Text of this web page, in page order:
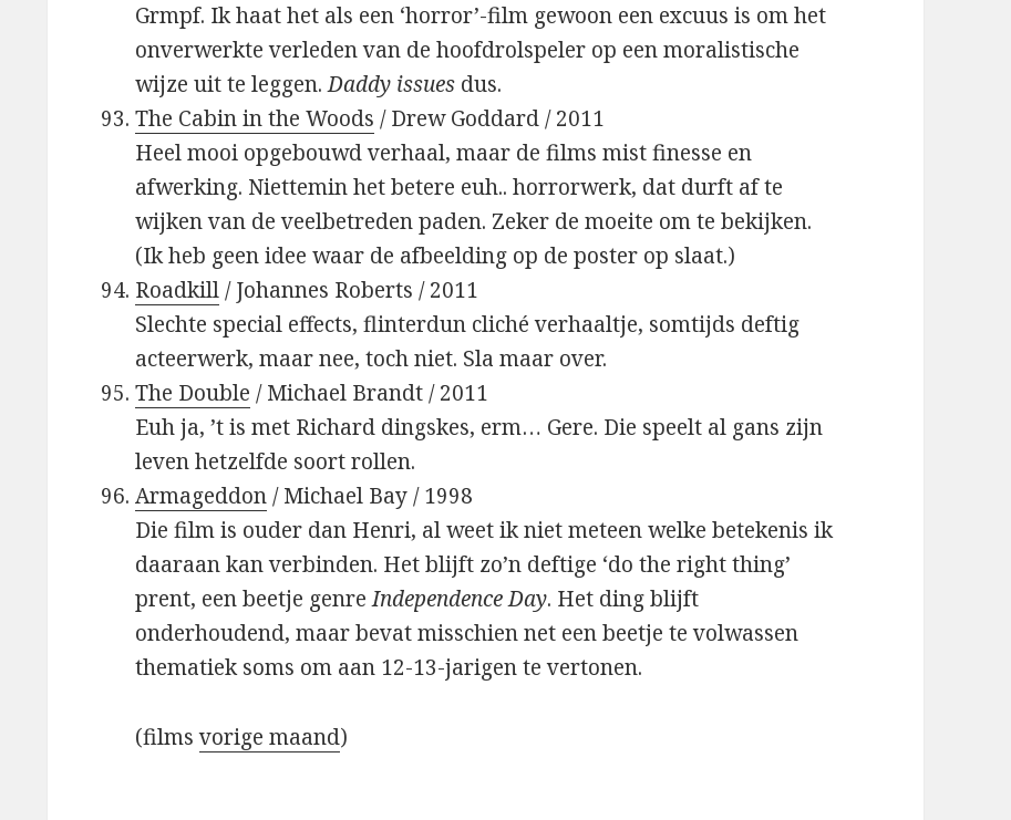
Grmpf. Ik haat het als een ‘horror’-film gewoon een excuus is om het
onverwerkte verleden van de hoofdrolspeler op een moralistische
wijze uit te leggen.Daddy issues dus.
The Cabin in the Woods / Drew Goddard / 2011
Heel mooi opgebouwd verhaal, maar de films mist finesse en
afwerking. Niettemin het betere euh.. horrorwerk, dat durft af te
wijken van de veelbetreden paden. Zeker de moeite om te bekijken.
(Ik heb geen idee waar de afbeelding op de poster op slaat.)
Roadkill/ Johannes Roberts / 2011
Slechte special effects, flinterdun cliché verhaaltje, somtijds deftig
acteerwerk, maar nee, toch niet. Sla maar over.
The Double / Michael Brandt / 2011
Euh ja, ’t is met Richard dingskes, erm… Gere. Die speelt al gans zijn
leven hetzelfde soort rollen.
Armageddon/ Michael Bay / 1998
Die film is ouder dan Henri, al weet ik niet meteen welke betekenis ik
daaraan kan verbinden. Het blijft zo’n deftige ‘do the right thing’
prent, een beetje genreIndependence Day. Het ding blijft
onderhoudend, maar bevat misschien net een beetje te volwassen
thematiek soms om aan 12-13-jarigen te vertonen.
(filmsvorige maand)